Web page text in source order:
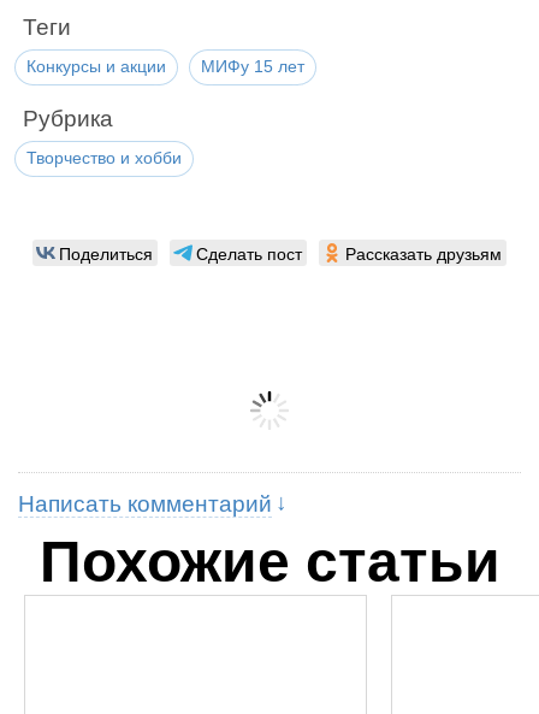
Теги
Конкурсы и акции МИФу 15 лет
Рубрика
Творчество и хобби
Поделиться Сделать пост Рассказать друзьям
Написать комментарий
Похожие статьи